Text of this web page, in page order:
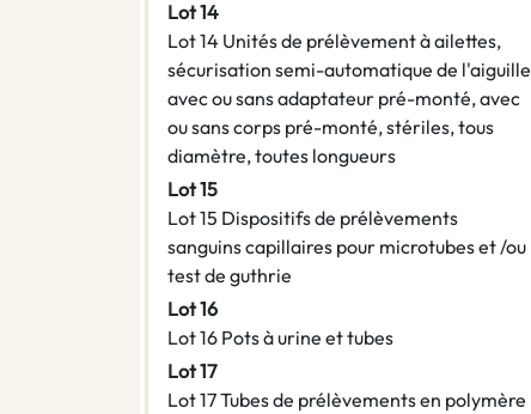
Lot 14
Lot 14 Unités de prélèvement à ailettes,
sécurisation semi-automatique de l'aiguille
avec ou sans adaptateur pré-monté, avec
ou sans corps pré-monté, stériles, tous
diamètre, toutes longueurs
Lot 15
Lot 15 Dispositifs de prélèvements
sanguins capillaires pour microtubes et /ou
test de guthrie
Lot 16
Lot 16 Pots à urine et tubes
Lot 17
Lot 17 Tubes de prélèvements en polymère